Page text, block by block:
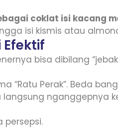
coklat isi kacang
isi kismis atau
bisa dibilang
“Ratu Perak”. Beda
nganggepnya
persepsi.